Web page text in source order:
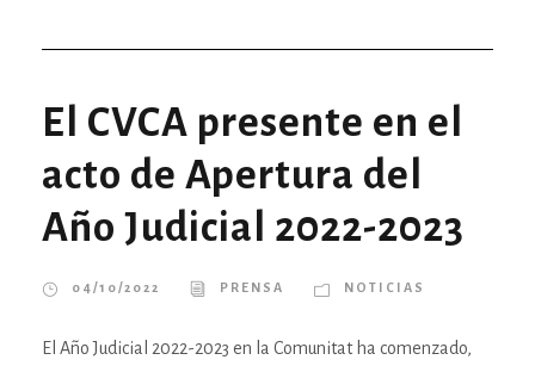
El CVCA presente en el
acto de Apertura del
Año Judicial 2022-2023
04/10/2022 PRENSA NOTICIAS
El Año Judicial 2022-2023 en la Comunitat ha comenzado,